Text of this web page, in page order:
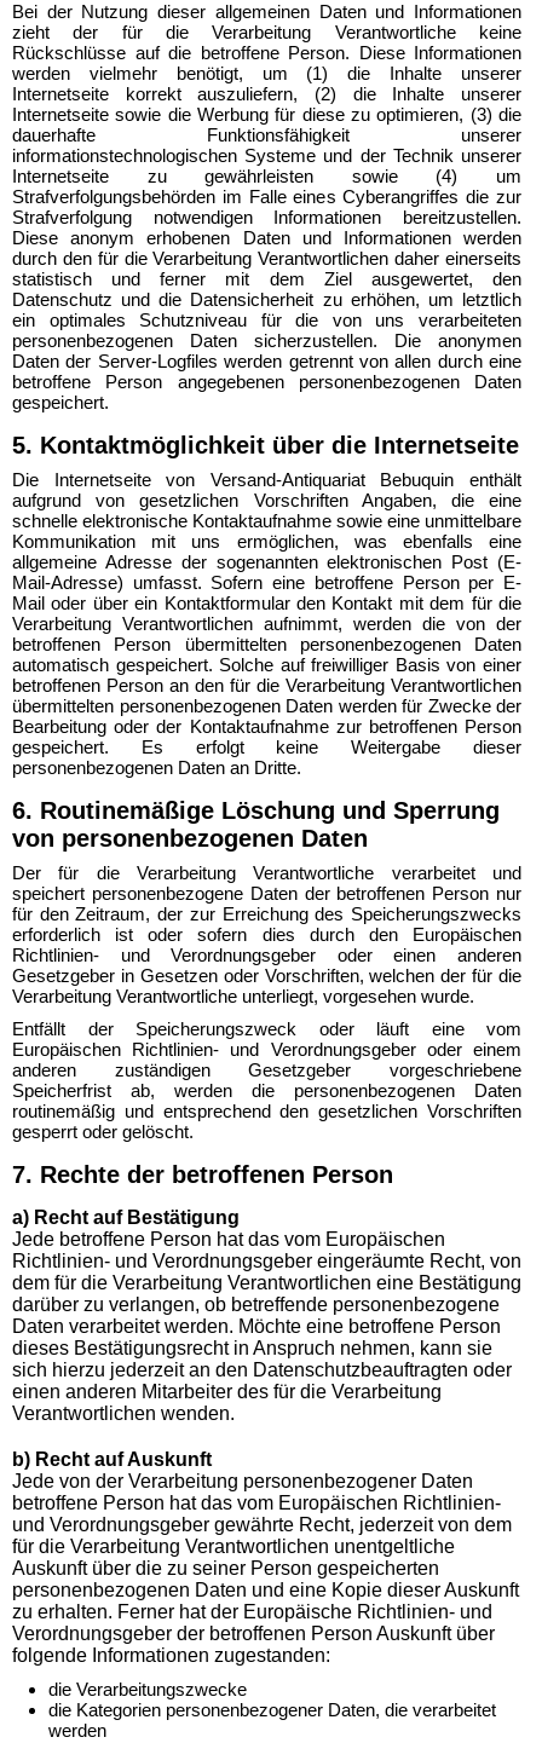
Bei der Nutzung dieser allgemeinen Daten und Informationen
zieht der für die Verarbeitung Verantwortliche keine
Rückschlüsse auf die betroffene Person. Diese Informationen
werden vielmehr benötigt, um (1) die Inhalte unserer
Internetseite korrekt auszuliefern, (2) die Inhalte unserer
Internetseite sowie die Werbung für diese zu optimieren, (3) die
dauerhafte Funktionsfähigkeit unserer
informationstechnologischen Systeme und der Technik unserer
Internetseite zu gewährleisten sowie (4) um
Strafverfolgungsbehörden im Falle eines Cyberangriffes die zur
Strafverfolgung notwendigen Informationen bereitzustellen.
Diese anonym erhobenen Daten und Informationen werden
durch den für die Verarbeitung Verantwortlichen daher einerseits
statistisch und ferner mit dem Ziel ausgewertet, den
Datenschutz und die Datensicherheit zu erhöhen, um letztlich
ein optimales Schutzniveau für die von uns verarbeiteten
personenbezogenen Daten sicherzustellen. Die anonymen
Daten der Server-Logfiles werden getrennt von allen durch eine
betroffene Person angegebenen personenbezogenen Daten
gespeichert.
5. Kontaktmöglichkeit über die Internetseite
Die Internetseite von Versand-Antiquariat Bebuquin enthält
aufgrund von gesetzlichen Vorschriften Angaben, die eine
schnelle elektronische Kontaktaufnahme sowie eine unmittelbare
Kommunikation mit uns ermöglichen, was ebenfalls eine
allgemeine Adresse der sogenannten elektronischen Post (E-
Mail-Adresse) umfasst. Sofern eine betroffene Person per E-
Mail oder über ein Kontaktformular den Kontakt mit dem für die
Verarbeitung Verantwortlichen aufnimmt, werden die von der
betroffenen Person übermittelten personenbezogenen Daten
automatisch gespeichert. Solche auf freiwilliger Basis von einer
betroffenen Person an den für die Verarbeitung Verantwortlichen
übermittelten personenbezogenen Daten werden für Zwecke der
Bearbeitung oder der Kontaktaufnahme zur betroffenen Person
gespeichert. Es erfolgt keine Weitergabe dieser
personenbezogenen Daten an Dritte.
6. Routinemäßige Löschung und Sperrung
von personenbezogenen Daten
Der für die Verarbeitung Verantwortliche verarbeitet und
speichert personenbezogene Daten der betroffenen Person nur
für den Zeitraum, der zur Erreichung des Speicherungszwecks
erforderlich ist oder sofern dies durch den Europäischen
Richtlinien- und Verordnungsgeber oder einen anderen
Gesetzgeber in Gesetzen oder Vorschriften, welchen der für die
Verarbeitung Verantwortliche unterliegt, vorgesehen wurde.
Entfällt der Speicherungszweck oder läuft eine vom
Europäischen Richtlinien- und Verordnungsgeber oder einem
anderen zuständigen Gesetzgeber vorgeschriebene
Speicherfrist ab, werden die personenbezogenen Daten
routinemäßig und entsprechend den gesetzlichen Vorschriften
gesperrt oder gelöscht.
7. Rechte der betroffenen Person
a) Recht auf Bestätigung
Jede betroffene Person hat das vom Europäischen
Richtlinien- und Verordnungsgeber eingeräumte Recht, von
dem für die Verarbeitung Verantwortlichen eine Bestätigung
darüber zu verlangen, ob betreffende personenbezogene
Daten verarbeitet werden. Möchte eine betroffene Person
dieses Bestätigungsrecht in Anspruch nehmen, kann sie
sich hierzu jederzeit an den Datenschutzbeauftragten oder
einen anderen Mitarbeiter des für die Verarbeitung
Verantwortlichen wenden.
b) Recht auf Auskunft
Jede von der Verarbeitung personenbezogener Daten
betroffene Person hat das vom Europäischen Richtlinien-
und Verordnungsgeber gewährte Recht, jederzeit von dem
für die Verarbeitung Verantwortlichen unentgeltliche
Auskunft über die zu seiner Person gespeicherten
personenbezogenen Daten und eine Kopie dieser Auskunft
zu erhalten. Ferner hat der Europäische Richtlinien- und
Verordnungsgeber der betroffenen Person Auskunft über
folgende Informationen zugestanden:
die Verarbeitungszwecke
die Kategorien personenbezogener Daten, die verarbeitet
werden